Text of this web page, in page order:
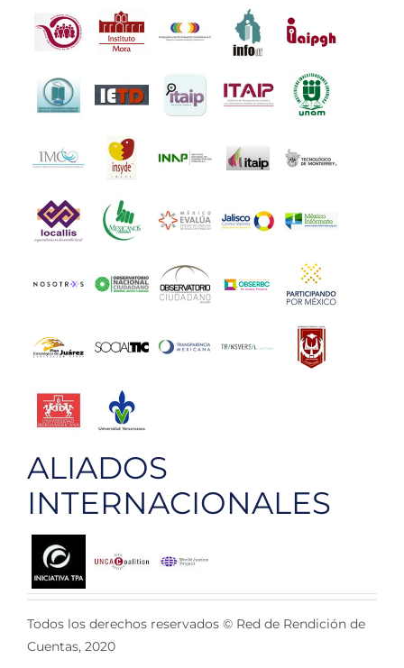
ALIADOS
INTERNACIONALES
Todos los derechos reservados © Red de Rendición de
Cuentas, 2020